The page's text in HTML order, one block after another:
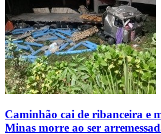
Caminhão cai de ribanceira e
Minas morre ao ser